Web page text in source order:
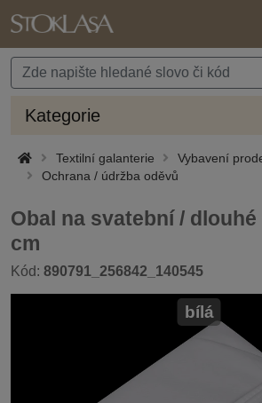
Kategorie
Textilní galanterie
Vybavení
Ochrana / údržba oděvů
Obal na svatební /
cm
Kód: 890791_256842_140545
bílá